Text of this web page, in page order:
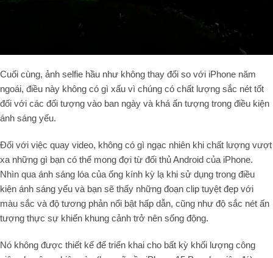
Cuối cùng, ảnh selfie hầu như không thay đổi so với iPhone năm
ngoái, điều này không có gì xấu vì chúng có chất lượng sắc nét tốt
đối với các đối tượng vào ban ngày và khá ấn tượng trong điều kiện
ánh sáng yếu.
Đối với việc quay video, không có gì ngạc nhiên khi chất lượng vượt
xa những gì bạn có thể mong đợi từ đối thủ Android của iPhone.
Nhìn qua ánh sáng lóa của ống kính kỳ lạ khi sử dụng trong điều
kiện ánh sáng yếu và bạn sẽ thấy những đoạn clip tuyệt đẹp với
màu sắc và độ tương phản nổi bật hấp dẫn, cũng như độ sắc nét ấn
tượng thực sự khiến khung cảnh trở nên sống động.
Nó không được thiết kế để triển khai cho bất kỳ khối lượng công